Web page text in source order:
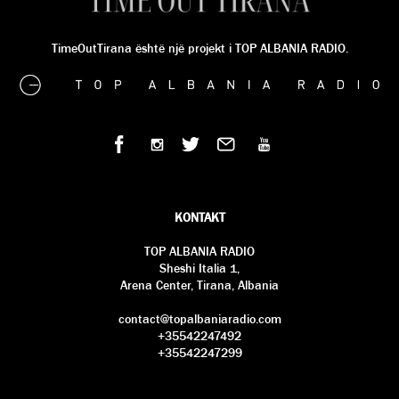
TimeOutTirana është një projekt i TOP ALBANIA RADIO.
KONTAKT
TOP ALBANIA RADIO
Sheshi Italia 1,
Arena Center, Tirana, Albania
contact@topalbaniaradio.com
+35542247492
+35542247299